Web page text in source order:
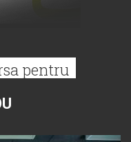
pentru